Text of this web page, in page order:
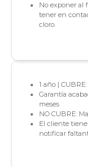
No exponer al
tener en
cloro.
1 año |
Garantía
meses
NO CUBRE:
El cliente
notificar